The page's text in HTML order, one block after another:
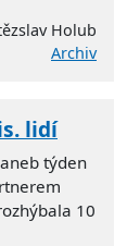
Holub
Archiv
lidí
týden
10